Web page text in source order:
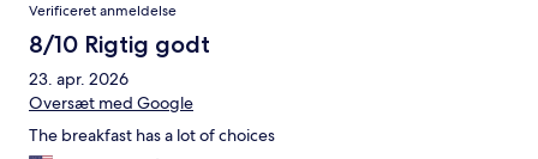
Verificeret anmeldelse
8/10 Rigtig godt
23. apr. 2026
Oversæt med Google
The breakfast has a lot of choices